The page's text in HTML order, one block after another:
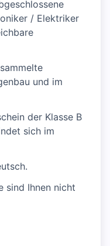
/ Elektriker
und im
der Klasse B
sich im
sind Ihnen nicht